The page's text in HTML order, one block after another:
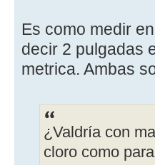
Es como medir
decir 2 pulgadas
metrica. Ambas
¿Valdría con
cloro como